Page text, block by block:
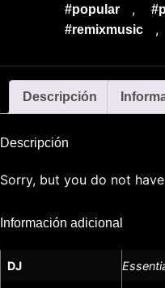
#popular ,
#remixmusic ,
Descripción
Descripción
Sorry, but you do not
Información adicional
DJ